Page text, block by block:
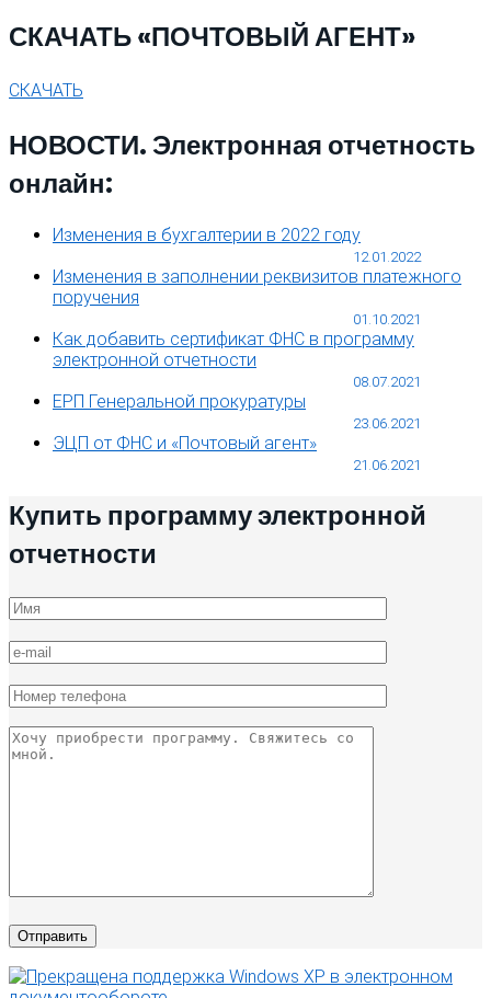
СКАЧАТЬ «ПОЧТОВЫЙ АГЕНТ»
СКАЧАТЬ
НОВОСТИ. Электронная отчетность
онлайн:
Изменения в бухгалтерии в 2022 году
12.01.2022
Изменения в заполнении реквизитов платежного
поручения
01.10.2021
Как добавить сертификат ФНС в программу
электронной отчетности
08.07.2021
ЕРП Генеральной прокуратуры
23.06.2021
ЭЦП от ФНС и «Почтовый агент»
21.06.2021
Купить программу электронной
отчетности